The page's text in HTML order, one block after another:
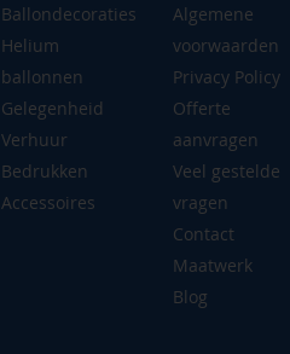
Ballondecoraties
Helium
ballonnen
Gelegenheid
Verhuur
Bedrukken
Accessoires
Algemene
voorwaarden
Privacy Policy
Offerte
aanvragen
Veel gestelde
vragen
Contact
Maatwerk
Blog